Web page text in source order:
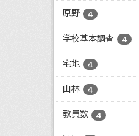
原野 4
学校基本調査 4
宅地 4
山林 4
教員数 4